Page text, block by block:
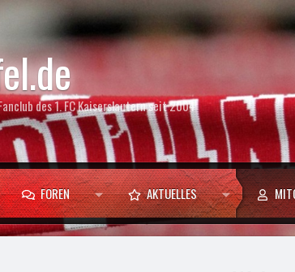
des 1. FC Kaiserslautern seit 2004
FOREN AKTUELLES